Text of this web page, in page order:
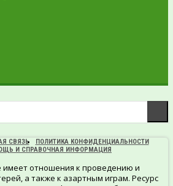
СВЯЗЬ
ПОЛИТИКА КОНФИДЕНЦИАЛЬНОСТИ
И СПРАВОЧНАЯ ИНФОРМАЦИЯ
имеет отношения к проведению и
а также к азартным играм. Ресурс